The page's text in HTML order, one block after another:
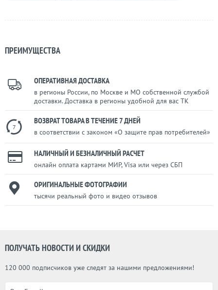
ПРЕИМУЩЕСТВА
ОПЕРАТИВНАЯ ДОСТАВКА
в регионы России, по Москве и МО собственной службой
доставки. Доставка в регионы удобной для вас ТК
7
ВОЗВРАТ ТОВАРА В ТЕЧЕНИЕ 7 ДНЕЙ
в соответствии с законом «О защите прав потребителей»
НАЛИЧНЫЙ И БЕЗНАЛИЧНЫЙ РАСЧЕТ
онлайн оплата картами МИР, Visa или через СБП
ОРИГИНАЛЬНЫЕ ФОТОГРАФИИ
тысячи реальный фото и видео отзывов
ПОЛУЧАТЬ НОВОСТИ И СКИДКИ
120 000 подписчиков уже следят за нашими предложениями!